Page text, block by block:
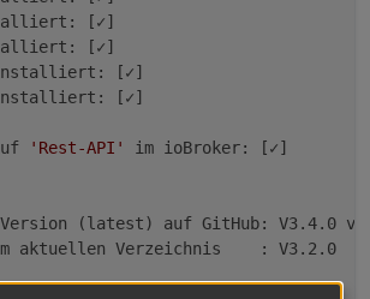
im Installationsverzeichnis
"4" wählen und die Fragen
optional, außer man nutzt ein Gateway mit
größer/gleich V3.1.1
[✓]
[✓]
[✓]
[✓]
'Rest-API' im ioBroker: [✓]
(latest) auf GitHub: V3.4.0
aktuellen Verzeichnis    : V3.2.0